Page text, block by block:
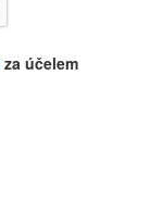
za účelem